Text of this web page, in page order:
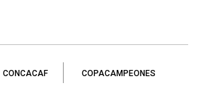
CONCACAF COPACAMPEONES